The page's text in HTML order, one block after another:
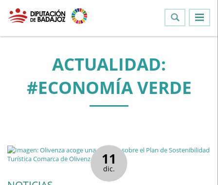
ACTUALIDAD:
#ECONOMÍA VERDE
11
dic.